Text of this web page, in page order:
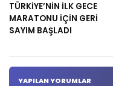
TÜRKİYE’NİN İLK GECE
MARATONU İÇİN GERİ
SAYIM BAŞLADI
YAPILAN YORUMLAR